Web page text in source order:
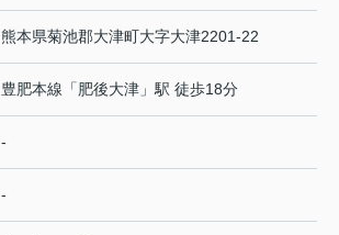
熊本県菊池郡大津町大字大津2201-22
豊肥本線 「 肥後大津 」駅 徒歩18分
-
-